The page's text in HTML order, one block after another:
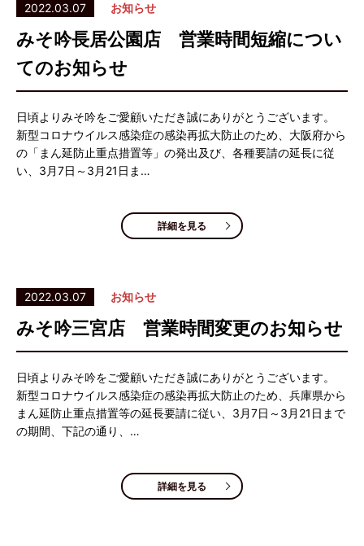
2022.03.07 お知らせ
みそ吟長居公園店 営業時間短縮につい
てのお知らせ
日頃よりみそ吟をご愛顧いただき誠にありがとうございます。
新型コロナウイルス感染症の感染再拡大防止のため、大阪府から
の「まん延防止重点措置等」の発出及び、各種要請の延長に従
い、3月7日～3月21日ま…
詳細を見る
2022.03.07 お知らせ
みそ吟三宮店 営業時間変更のお知らせ
日頃よりみそ吟をご愛顧いただき誠にありがとうございます。
新型コロナウイルス感染症の感染再拡大防止のため、兵庫県から
まん延防止重点措置等の延長要請に従い、3月7日～3月21日まで
の期間、下記の通り、…
詳細を見る